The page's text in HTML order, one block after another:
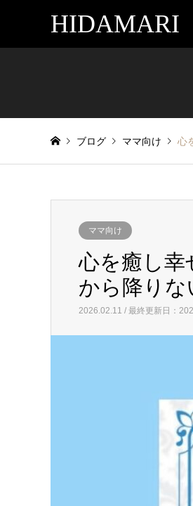
HIDAMARI
ブログ ママ向け 心
ママ向け
心を癒し
から降りな
2026.02.11 / 最終更新日：